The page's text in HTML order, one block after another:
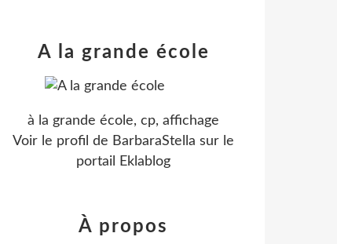
A la grande école
à la grande école, cp, affichage
Voir le profil de BarbaraStella sur le
portail Eklablog
À propos